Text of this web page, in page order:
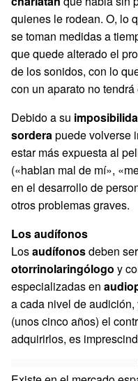
quienes le rodean. O, lo
se toman medidas a
que quede alterado el
de los sonidos, con lo
con un aparato no
Debido a su
sorderapuede volverse
estar más expuesta al
(«hablan mal de mí»,
en el desarrollo de
otros problemas graves.
Los audífonos
Losaudífonosdeben
otorrinolaringólogo y
especializadas en
a cada nivel de
(unos cinco años) el
adquirirlos, es